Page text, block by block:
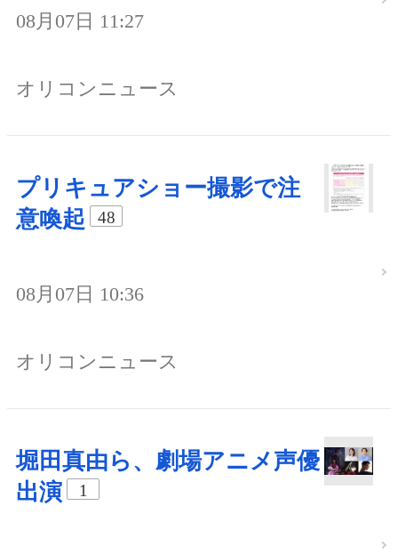
08月07日 11:27
オリコンニュース
プリキュアショー撮影で注
意喚起
48
08月07日 10:36
オリコンニュース
堀田真由ら、劇場アニメ声優
出演
1